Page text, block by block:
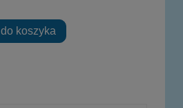
do koszyka